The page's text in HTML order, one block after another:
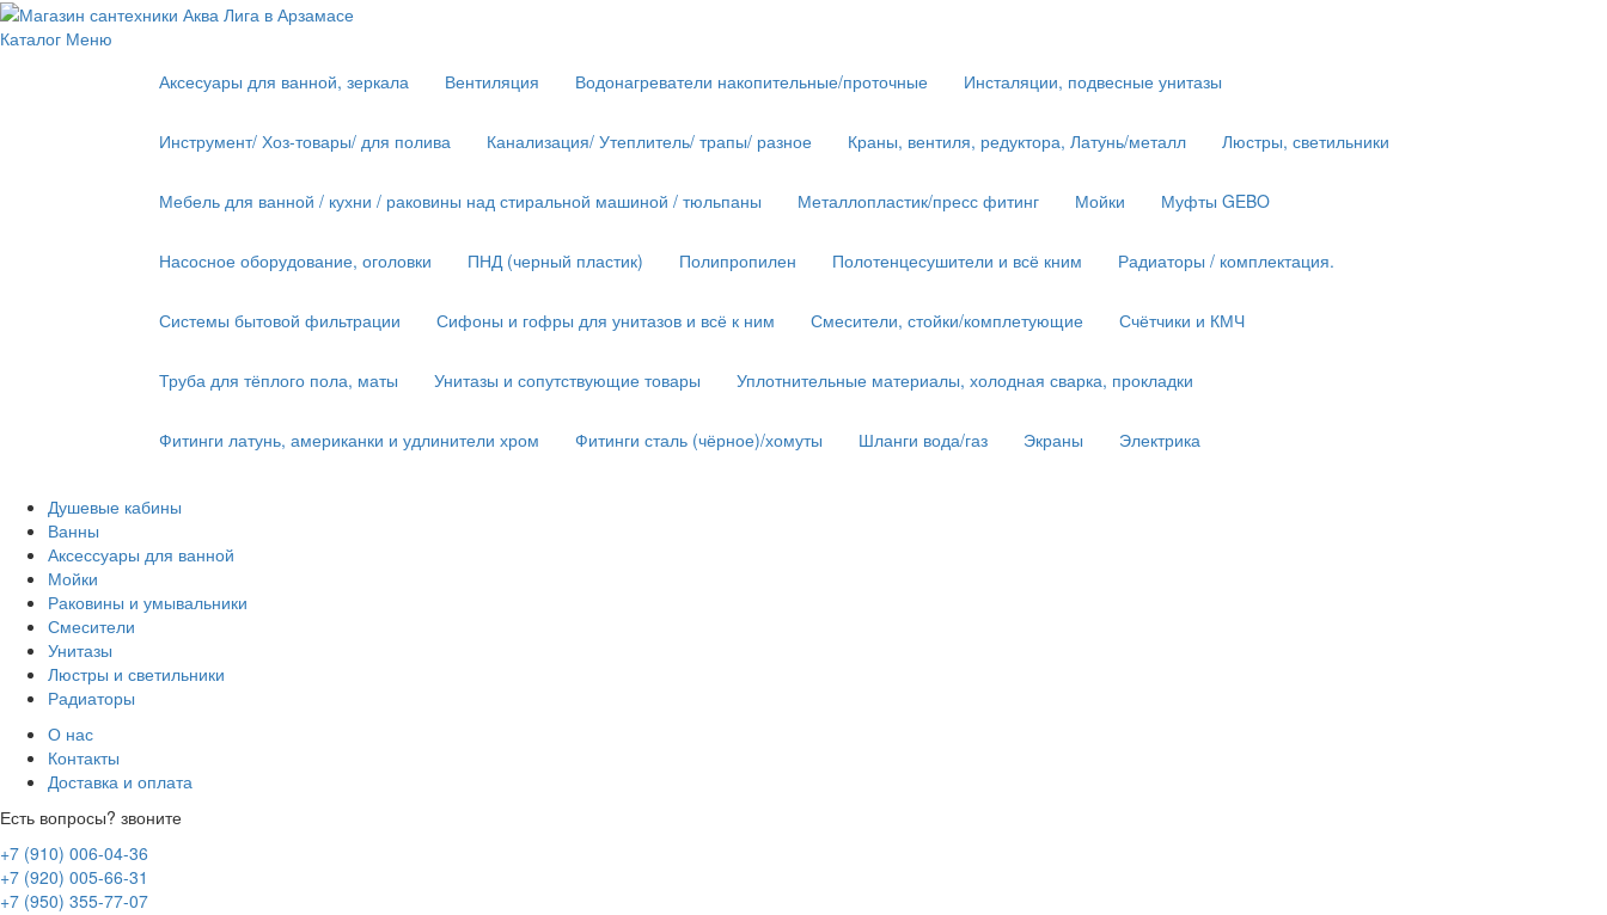
Каталог Меню
Аксесуары для ванной, зеркала
Вентиляция Водонагреватели накопительные/проточные Инсталяции, подвесные унитазы
Инструмент/ Хоз-товары/ для полива Канализация/ Утеплитель/ трапы/ разное Краны, вентиля, редуктора, Латунь/металл Люстры, светильники
Мебель для ванной / кухни / раковины над стиральной машиной / тюльпаны Металлопластик/пресс фитинг Мойки Муфты GEBO
Насосное оборудование, оголовки ПНД (черный пластик) Полипропилен Полотенцесушители и всё кним Радиаторы / комплектация.
Системы бытовой фильтрации Сифоны и гофры для унитазов и всё к ним Смесители, стойки/комплетующие Счётчики и КМЧ
Труба для тёплого пола, маты Унитазы и сопутствующие товары Уплотнительные материалы, холодная сварка, прокладки
Фитинги латунь, американки и удлинители хром Фитинги сталь (чёрное)/хомуты Шланги вода/газ Экраны Электрика
Душевые кабины
Ванны
Аксессуары для ванной
Мойки
Раковины и умывальники
Смесители
Унитазы
Люстры и светильники
Радиаторы
О нас
Контакты
Доставка и оплата
Есть вопросы? звоните
+7 (910) 006-04-36
+7 (920) 005-66-31
+7 (950) 355-77-07